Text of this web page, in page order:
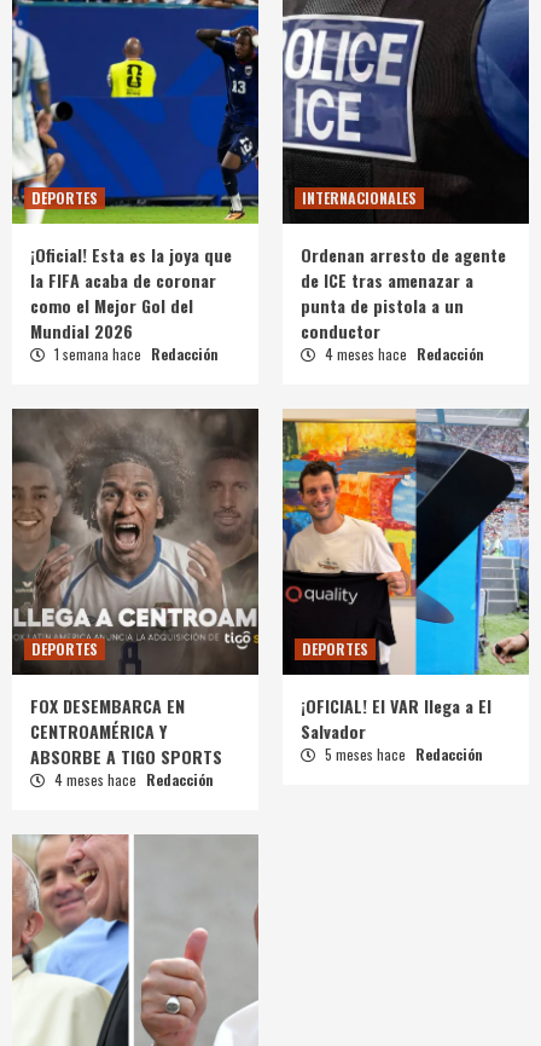
DEPORTES
¡Oficial! Esta es la joya que
la FIFA acaba de coronar
como el Mejor Gol del
Mundial 2026
1 semana hace Redacción
INTERNACIONALES
Ordenan arresto de agente
de ICE tras amenazar a
punta de pistola a un
conductor
4 meses hace Redacción
DEPORTES
FOX DESEMBARCA EN
CENTROAMÉRICA Y
ABSORBE A TIGO SPORTS
4 meses hace Redacción
DEPORTES
¡OFICIAL! El VAR llega a El
Salvador
5 meses hace Redacción